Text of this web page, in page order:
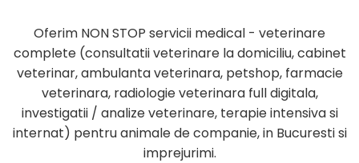
Oferim NON STOP servicii medical - veterinare
complete (consultatii veterinare la domiciliu, cabinet
veterinar, ambulanta veterinara, petshop, farmacie
veterinara, radiologie veterinara full digitala,
investigatii / analize veterinare, terapie intensiva si
internat) pentru animale de companie, in Bucuresti si
imprejurimi.